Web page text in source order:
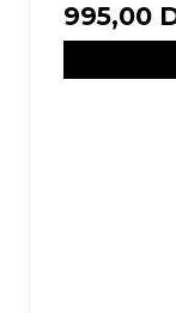
995,00